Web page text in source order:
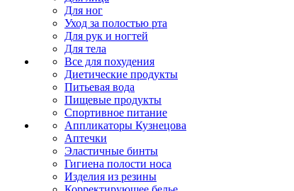
Для ног
Уход за полостью рта
Для рук и ногтей
Для тела
Все для похудения
Диетические продукты
Питьевая вода
Пищевые продукты
Спортивное питание
Аппликаторы Кузнецова
Аптечки
Эластичные бинты
Гигиена полости носа
Изделия из резины